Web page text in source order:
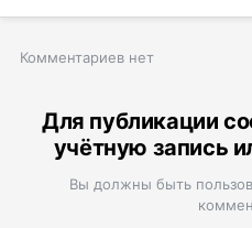
Комментариев нет
Для публикации
учётную запись
Вы должны быть